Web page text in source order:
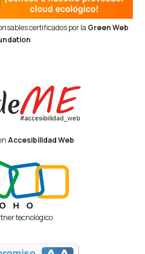
certificados por la Green Web
Accesibilidad Web
tecnológico